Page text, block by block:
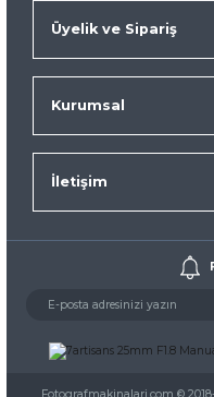
Üyelik ve Sipariş
Kurumsal
İletişim